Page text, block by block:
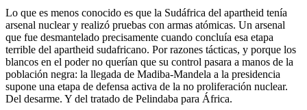
Lo que es menos conocido es que la Sudáfrica del apartheid tenía
arsenal nuclear y realizó pruebas con armas atómicas. Un arsenal
que fue desmantelado precisamente cuando concluía esa etapa
terrible del apartheid sudafricano. Por razones tácticas, y porque los
blancos en el poder no querían que su control pasara a manos de la
población negra: la llegada de Madiba-Mandela a la presidencia
supone una etapa de defensa activa de la no proliferación nuclear.
Del desarme. Y del tratado de Pelindaba para África.